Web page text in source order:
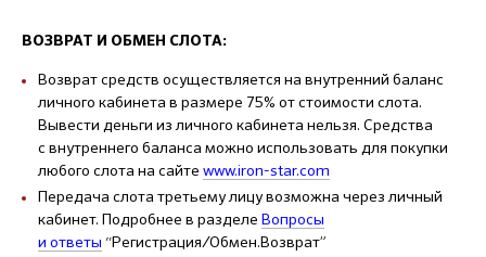
ВОЗВРАТ И ОБМЕН СЛОТА:
Возврат средств осуществляется на внутренний баланс
личного кабинета в размере 75% от стоимости слота.
Вывести деньги из личного кабинета нельзя. Средства
с внутреннего баланса можно использовать для покупки
любого слота на сайте www.iron-star.com
Передача слота третьему лицу возможна через личный
кабинет. Подробнее в разделе Вопросы
и ответы “Регистрация/Обмен.Возврат”